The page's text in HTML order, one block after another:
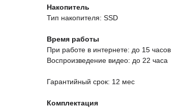
Накопитель
Тип накопителя: SSD
Время работы
При работе в интернете: до 15 часов
Воспроизведение видео: до 22 часа
Гарантийный срок: 12 мес
Комплектация